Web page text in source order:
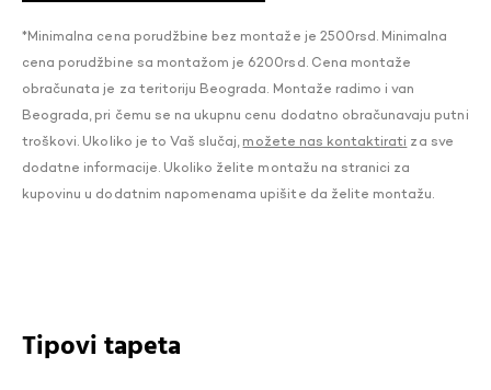
*Minimalna cena porudžbine bez montaže je 2500rsd. Minimalna
cena porudžbine sa montažom je 6200rsd. Cena montaže
obračunata je za teritoriju Beograda. Montaže radimo i van
Beograda, pri čemu se na ukupnu cenu dodatno obračunavaju putni
troškovi. Ukoliko je to Vaš slučaj, možete nas kontaktirati za sve
dodatne informacije. Ukoliko želite montažu na stranici za
kupovinu u dodatnim napomenama upišite da želite montažu.
Tipovi tapeta